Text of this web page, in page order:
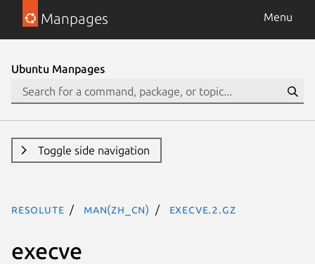
Manpages Menu
Ubuntu Manpages
Toggle side navigation
resolute man(zh_CN) execve.2.gz
execve